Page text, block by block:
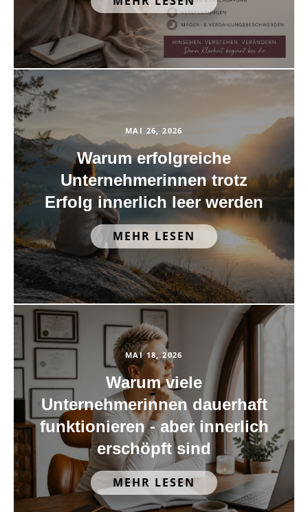
MAI 26, 2026
Warum erfolgreiche
Unternehmerinnen trotz
Erfolg innerlich leer werden
MEHR LESEN
MAI 18, 2026
Warum viele
Unternehmerinnen dauerhaft
funktionieren - aber innerlich
erschöpft sind
MEHR LESEN